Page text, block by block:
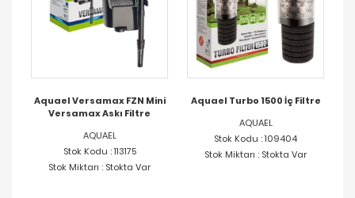
Aquael Versamax FZN Mini
Versamax Askı Filtre
AQUAEL
Stok Kodu : 113175
Stok Miktarı : Stokta Var
Aquael Turbo 1500 İç Filtre
AQUAEL
Stok Kodu : 109404
Stok Miktarı : Stokta Var